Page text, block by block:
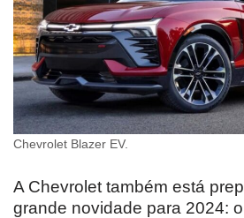
Chevrolet Blazer EV.
A Chevrolet também está
grande novidade para 2024: